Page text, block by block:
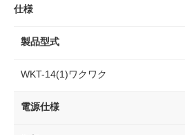
仕様
製品型式
WKT-14(1)ワクワク
電源仕様